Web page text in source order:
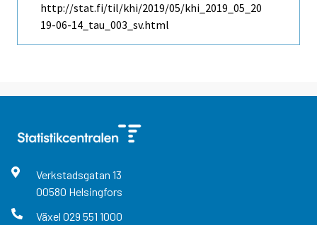
http://stat.fi/til/khi/2019/05/khi_2019_05_20
19-06-14_tau_003_sv.html
Verkstadsgatan 13
00580 Helsingfors
Växel 029 551 1000